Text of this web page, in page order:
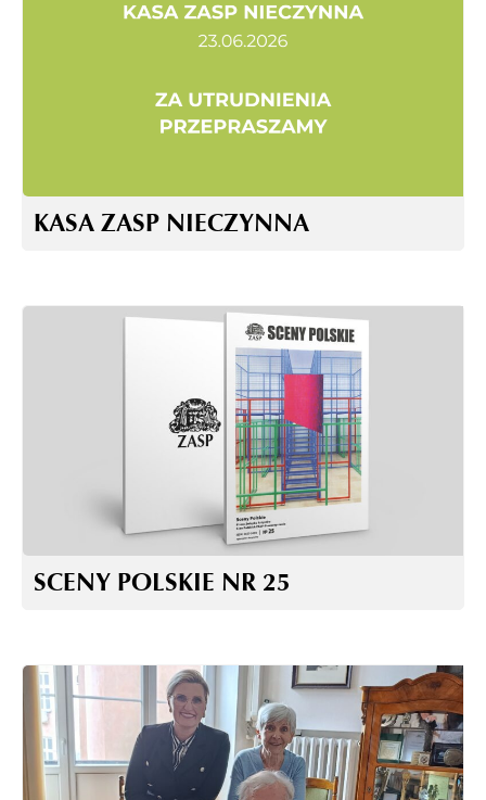
KASA ZASP NIECZYNNA
SCENY POLSKIE NR 25